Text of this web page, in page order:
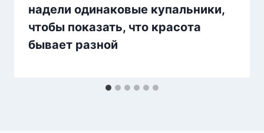
надели одинаковые купальники,
чтобы показать, что красота
бывает разной